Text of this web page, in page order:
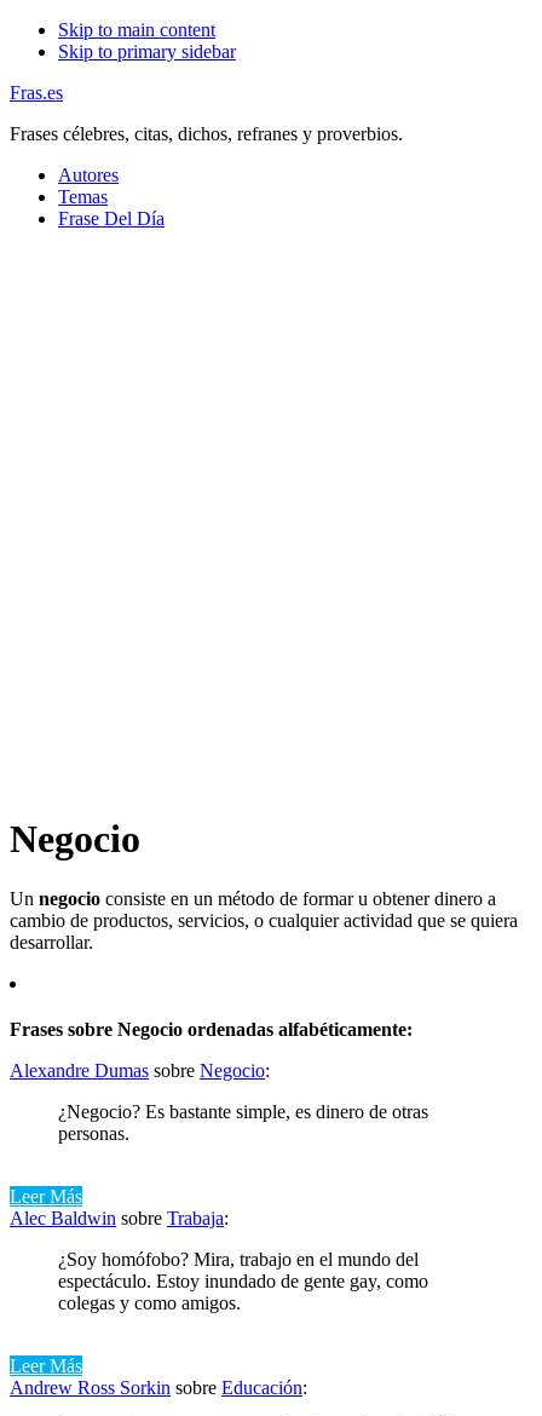
Skip to main content
Skip to primary sidebar
Fras.es
Frases célebres, citas, dichos, refranes y proverbios.
Autores
Temas
Frase Del Día
Negocio
Un negocio consiste en un método de formar u obtener dinero a
cambio de productos, servicios, o cualquier actividad que se quiera
desarrollar.
Frases sobre Negocio ordenadas alfabéticamente:
Alexandre Dumas sobre Negocio:
¿Negocio? Es bastante simple, es dinero de otras
personas.
Leer Más
Alec Baldwin sobre Trabaja:
¿Soy homófobo? Mira, trabajo en el mundo del
espectáculo. Estoy inundado de gente gay, como
colegas y como amigos.
Leer Más
Andrew Ross Sorkin sobre Educación: